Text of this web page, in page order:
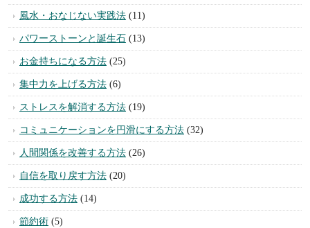
風水・おなじない実践法 (11)
パワーストーンと誕生石 (13)
お金持ちになる方法 (25)
集中力を上げる方法 (6)
ストレスを解消する方法 (19)
コミュニケーションを円滑にする方法 (32)
人間関係を改善する方法 (26)
自信を取り戻す方法 (20)
成功する方法 (14)
節約術 (5)